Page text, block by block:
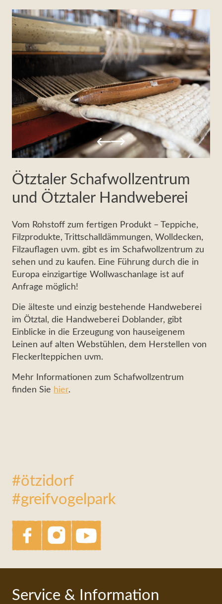
Ötztaler Schafwollzentrum
und Ötztaler Handweberei
Vom Rohstoff zum fertigen Produkt – Teppiche,
Filzprodukte, Trittschalldämmungen, Wolldecken,
Filzauflagen uvm. gibt es im Schafwollzentrum zu
sehen und zu kaufen. Eine Führung durch die in
Europa einzigartige Wollwaschanlage ist auf
Anfrage möglich!
Die älteste und einzig bestehende Handweberei
im Ötztal, die Handweberei Doblander, gibt
Einblicke in die Erzeugung von hauseigenem
Leinen auf alten Webstühlen, dem Herstellen von
Fleckerlteppichen uvm.
Mehr Informationen zum Schafwollzentrum
finden Sie hier.
#ötzidorf
#greifvogelpark
Service & Information